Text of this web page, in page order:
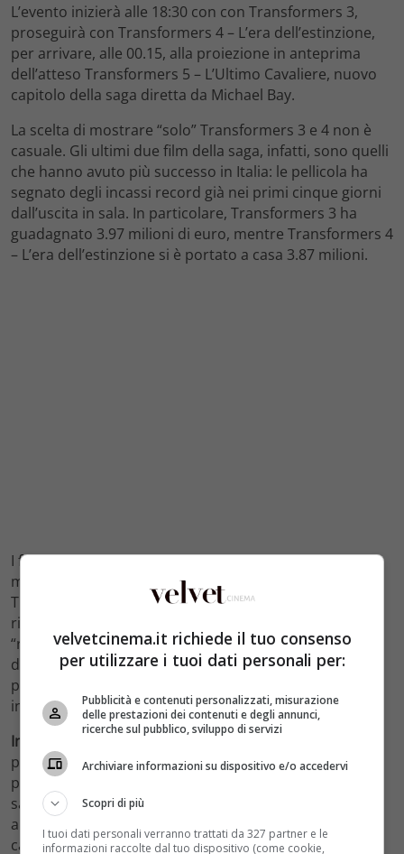
L’evento inizierà alle 18:30 con con Transformers 3,
proseguirà con Transformers 4 – L’era dell’estinzione,
per arrivare, alle 00.15, alla proiezione in anteprima
dell’atteso Transformers 5 – L’Ultimo Cavaliere, nuovo
capitolo della saga diretta da Michael Bay.
La scelta di mostrare “solo” Transformers 3 e 4 non è
casuale. Gli ultimi due film della saga, infatti, sono quelli
che hanno avuto più successo in Italia: le pellicola ha
segnato degli incassi record già nei primi cinque giorni
dall’uscita in sala. In particolare, Transformers 3 ha
guadagnato 3.97 milioni di euro, mentre Transformers 4
– L’era dell’estinzione si è portato a casa 3.87 milioni.
I fortunati Trasformers addicted che parteciperanno
maratona avranno in regalo la locandina ufficiale di
Transformers 5 – L’Ultimo Cavaliere e in più potranno
richiedere lo speciale porta popcorn che si potrà
“ricaricare” ogni qual volta lo si desideri. Le prevendite
della Maratona Transformers sono aperte. Tra una
proiezione e l’altra sono previsti dieci minuti di
intervallo.
Inoltre al The Space Parco De Medici di Roma
programma una versione speciale della maratona: a
partire dalle 18.30 e fino alle 8 del mattino dopo,
saranno proiettatitutti i cinque film della saga
anche Transformers e Transformers 2: La vendetta del
caduto. Oltre al poster e al refill dei popcorn, sarà
velvetcinema.it richiede il tuo consenso
per utilizzare i tuoi dati personali per:
Pubblicità e contenuti personalizzati, misurazione
delle prestazioni dei contenuti e degli annunci,
ricerche sul pubblico, sviluppo di servizi
Archiviare informazioni su dispositivo e/o accedervi
Scopri di più
I tuoi dati personali verranno trattati da 327 partner e le
informazioni raccolte dal tuo dispositivo (come cookie,